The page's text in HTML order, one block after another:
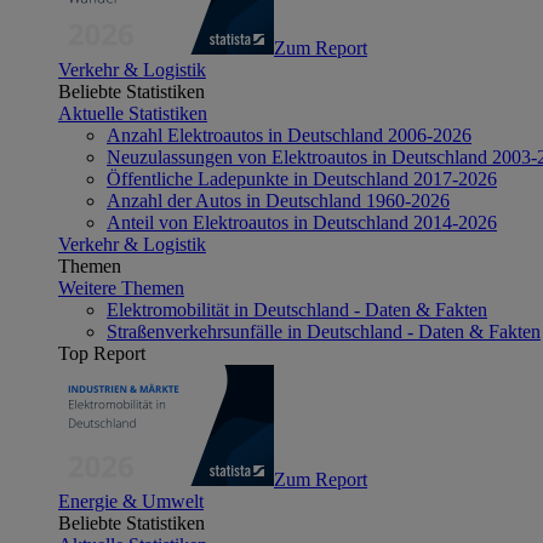
Zum Report
Verkehr & Logistik
Beliebte Statistiken
Aktuelle Statistiken
Anzahl Elektroautos in Deutschland 2006-2026
Neuzulassungen von Elektroautos in Deutschland 2003-
Öffentliche Ladepunkte in Deutschland 2017-2026
Anzahl der Autos in Deutschland 1960-2026
Anteil von Elektroautos in Deutschland 2014-2026
Verkehr & Logistik
Themen
Weitere Themen
Elektromobilität in Deutschland - Daten & Fakten
Straßenverkehrsunfälle in Deutschland - Daten & Fakten
Top Report
Zum Report
Energie & Umwelt
Beliebte Statistiken